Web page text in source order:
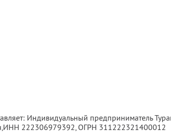
Индивидуальный предприниматель
ИНН 222306979392, ОГРН 311222321400012